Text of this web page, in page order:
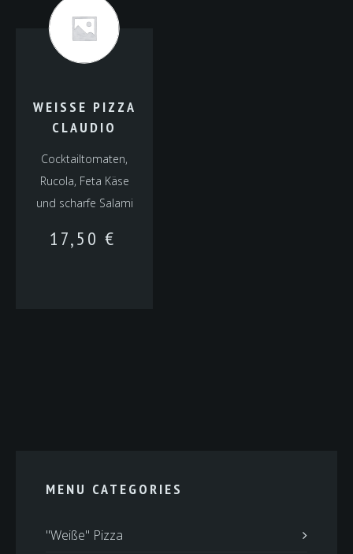
WEISSE PIZZA C
LAUDIO
Cocktailtomaten,
Rucola, Feta Käse
und scharfe Salami
17,50 €
MENU CATEGORIES
"Weiße" Pizza